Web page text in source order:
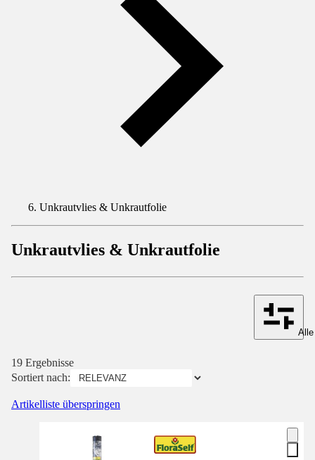
Unkrautvlies & Unkrautfolie
Unkrautvlies & Unkrautfolie
19 Ergebnisse
Sortiert nach:
Artikelliste überspringen